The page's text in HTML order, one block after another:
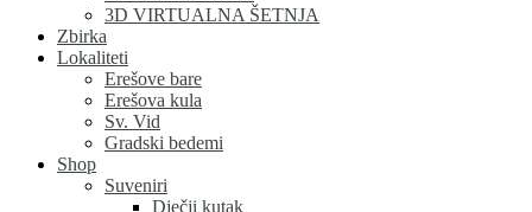
3D VIRTUALNA ŠETNJA
Zbirka
Lokaliteti
Erešove bare
Erešova kula
Sv. Vid
Gradski bedemi
Shop
Suveniri
Dječji kutak